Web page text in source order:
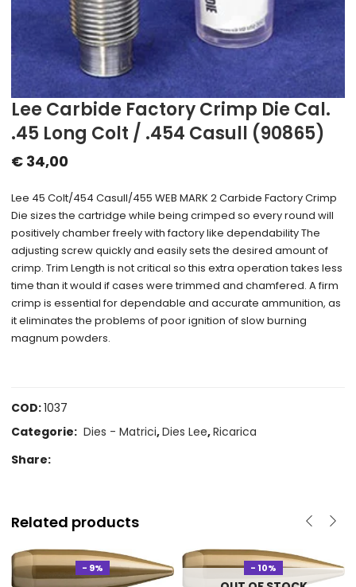
Lee Carbide Factory Crimp Die Cal.
.45 Long Colt / .454 Casull (90865)
€ 34,00
Lee 45 Colt/454 Casull/455 WEB MARK 2 Carbide Factory Crimp
Die sizes the cartridge while being crimped so every round will
positively chamber freely with factory like dependability The
adjusting screw quickly and easily sets the desired amount of
crimp. Trim Length is not critical so this extra operation takes less
time than it would if cases were trimmed and chamfered. A firm
crimp is essential for dependable and accurate ammunition, as
it eliminates the problems of poor ignition of slow burning
magnum powders.
COD:1037
Categorie: Dies - Matrici,Dies Lee,Ricarica
Share:
Related products
- 9% - 10%